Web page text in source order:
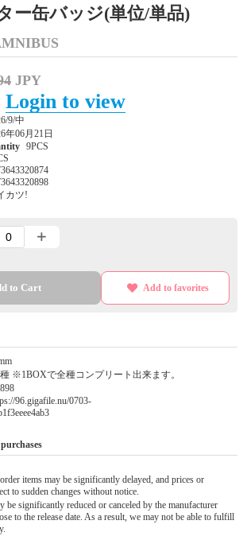
ー缶バッジ(単位/単品)
JPY
Login to view
9/中
年06月21日
9PCS
カツ!
to Cart Add to favorites
※1BOXで全種コンプリート出来ます。
96.gigafile.nu/0703-
items may be significantly delayed, and prices or
to sudden changes without notice.
be significantly reduced or canceled by the manufacturer
to the release date. As a result, we may not be able to fulfill